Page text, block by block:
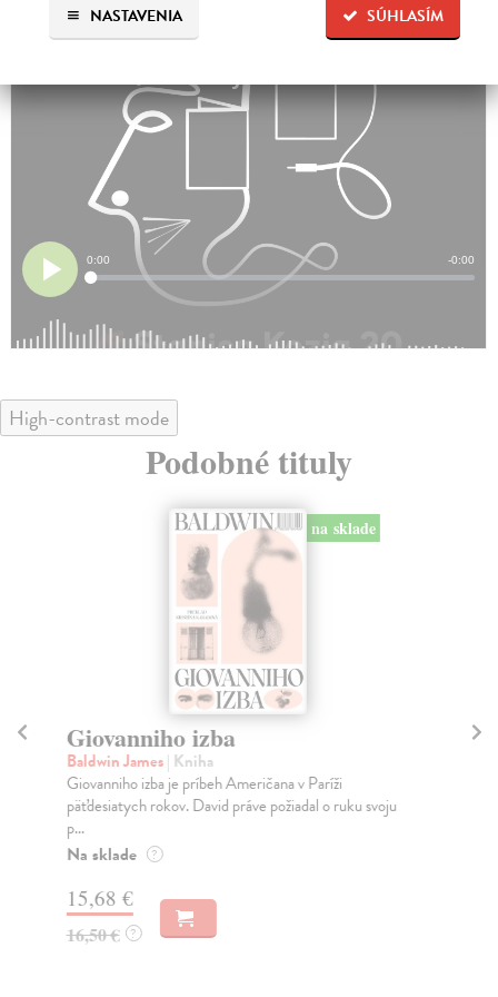
SÚHLASÍM
NASTAVENIA
High-contrast mode
Podobné tituly
na sklade
Giovanniho izba
Baldwin James| Kniha
Giovanniho izba je príbeh Američana v Paríži
päťdesiatych rokov. David práve požiadal o ruku svoju
p...
Na sklade ?
15,68 €
16,50 € ?